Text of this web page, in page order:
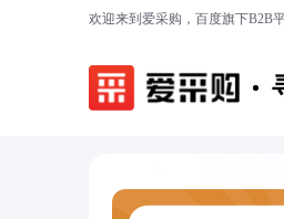
欢迎来到爱采购，百度旗下B2B